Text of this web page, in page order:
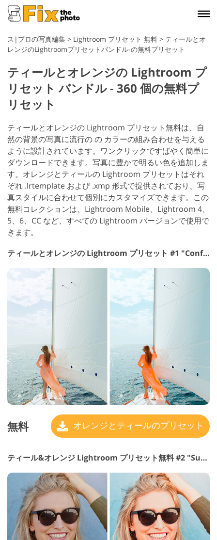
ス|プロの写真編集 > Lightroom プリセット 無料 > ティールとオ
レンジのLightroomプリセットバンドル-の無料プリセット
ティールとオレンジの Lightroom プ
リセット バンドル - 360 個の無料プ
リセット
ティールとオレンジの Lightroom プリセット無料は、自
然の背景の写真に流行の の カラーの組み合わせを与える
ように設計されています。ワンクリックですばやく簡単に
ダウンロードできます。写真に豊かで明るい色を追加しま
す。 オレンジとティールの Lightroom プリセットはそれ
ぞれ .lrtemplate および .xmp 形式で提供されており、写
真スタイルに合わせて個別にカスタマイズできます。この
無料コレクションは、Lightroom Mobile、Lightroom 4、
5、6、CC など、すべての Lightroom バージョンで使用で
きます。
ティールとオレンジの Lightroom プリセット #1 "Confetti"
無料 オレンジとティールのプリセット
ティール&オレンジ Lightroom プリセット無料 #2 "Summer"